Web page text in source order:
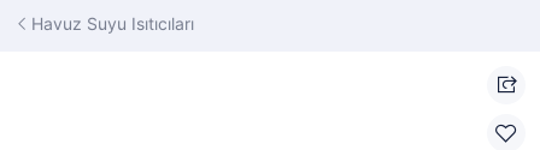
Havuz Suyu Isıtıcıları